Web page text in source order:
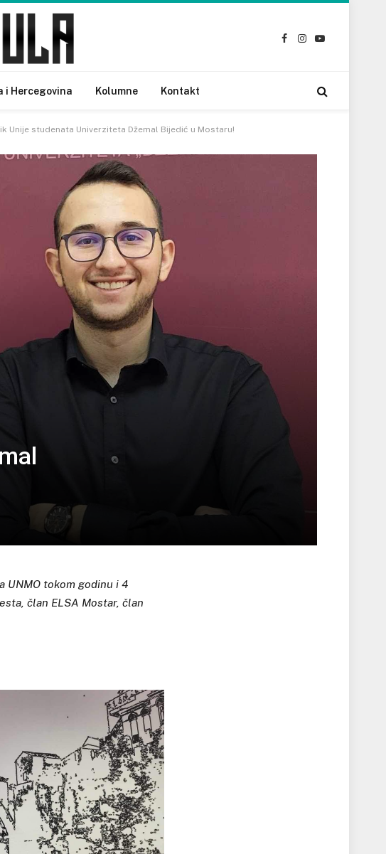
Facebook
Instagram
YouTube
i Hercegovina Kolumne Kontakt
Unije studenata Univerziteta Džemal Bijedić u Mostaru!
UNMO tokom godinu i 4
član ELSA Mostar, član